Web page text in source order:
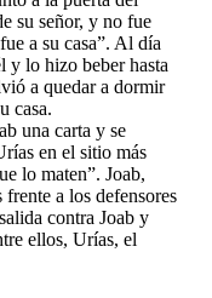
su señor, y no fue
a su casa”. Al día
y lo hizo beber hasta
a quedar a dormir
casa.
una carta y se
en el sitio más
lo maten”. Joab,
a los defensores
contra Joab y
ellos, Urías, el